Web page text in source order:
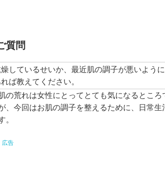
質問
しているせいか、最近肌の調子が悪いよう
ば教えてください。
の荒れは女性にとってとても気になるとこ
、今回はお肌の調子を整えるために、日常
。